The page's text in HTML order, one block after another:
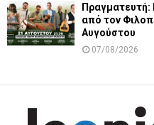
Πραγματευτή:
από τον
Αυγούστου
07/08/2026